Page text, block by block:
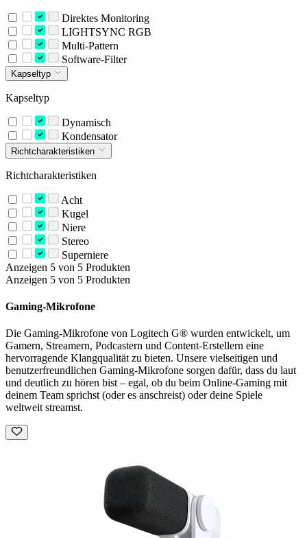
Direktes Monitoring
LIGHTSYNC RGB
Multi-Pattern
Software-Filter
Kapseltyp
Kapseltyp
Dynamisch
Kondensator
Richtcharakteristiken
Richtcharakteristiken
Acht
Kugel
Niere
Stereo
Superniere
Anzeigen 5 von 5 Produkten
Anzeigen 5 von 5 Produkten
Gaming-Mikrofone
Die Gaming-Mikrofone von Logitech G® wurden entwickelt, um
Gamern, Streamern, Podcastern und Content-Erstellern eine
hervorragende Klangqualität zu bieten. Unsere vielseitigen und
benutzerfreundlichen Gaming-Mikrofone sorgen dafür, dass du laut
und deutlich zu hören bist – egal, ob du beim Online-Gaming mit
deinem Team sprichst (oder es anschreist) oder deine Spiele
weltweit streamst.